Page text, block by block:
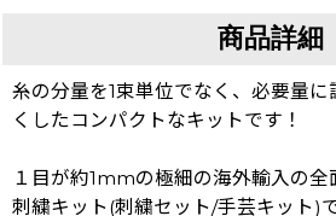
商品詳細
糸の分量を1束単位でなく、必要量
くしたコンパクトなキットです！
１目が約1mmの極細の海外輸入の
刺繍キット(刺繍セット/手芸キット)で